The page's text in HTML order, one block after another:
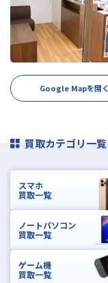
Google Mapを開く
買取カテゴリ一覧
スマホ
買取一覧
ノートパソコン
買取一覧
ゲーム機
買取一覧